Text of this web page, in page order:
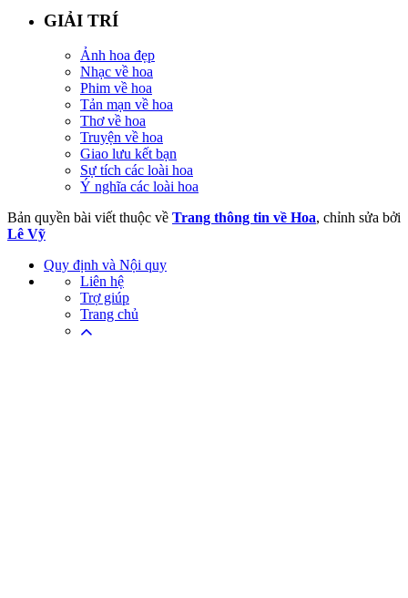
GIẢI TRÍ
Ảnh hoa đẹp
Nhạc về hoa
Phim về hoa
Tản mạn về hoa
Thơ về hoa
Truyện về hoa
Giao lưu kết bạn
Sự tích các loài hoa
Ý nghĩa các loài hoa
Bản quyền bài viết thuộc về Trang thông tin về Hoa, chỉnh sửa bởi
Lê Vỹ
Quy định và Nội quy
Liên hệ
Trợ giúp
Trang chủ